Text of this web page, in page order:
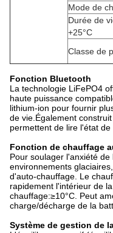
Mode de
Durée de
+25°C
Classe de
Fonction Bluetooth
La technologie LiFePO4
haute puissance
lithium-ion pour fournir
de vie.Également
permettent de lire l'état
Fonction de chauffage
Pour soulager l'anxiété
environnements
d'auto-chauffage. Le
rapidement l'intérieur de
chauffage:≥10°C. Peut
charge/décharge de la
Système de gestion de